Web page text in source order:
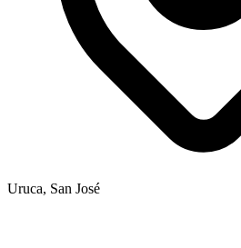
Uruca, San José